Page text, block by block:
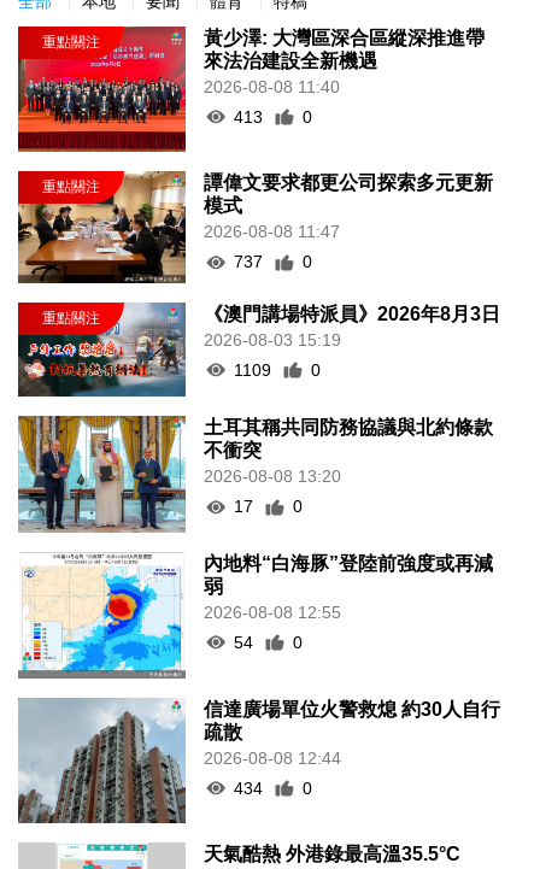
黃少澤: 大灣區深合區縱深推進帶
來法治建設全新機遇
2026-08-08 11:40
413
0
譚偉文要求都更公司探索多元更新
模式
2026-08-08 11:47
737
0
《澳門講場特派員》2026年8月3日
2026-08-03 15:19
1109
0
土耳其稱共同防務協議與北約條款
不衝突
2026-08-08 13:20
17
0
內地料“白海豚”登陸前強度或再減
弱
2026-08-08 12:55
54
0
信達廣場單位火警救熄 約30人自行
疏散
2026-08-08 12:44
434
0
天氣酷熱 外港錄最高溫35.5°C